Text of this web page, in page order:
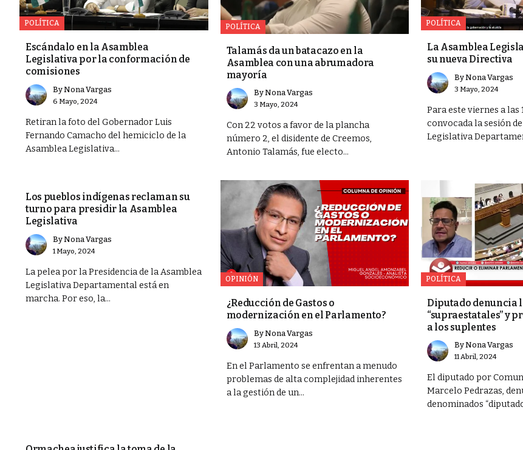
POLÍTICA
Escándalo en la Asamblea
Legislativa por la conformación de
comisiones
ByNona Vargas
6 Mayo, 2024
Retiran la foto del Gobernador Luis
Fernando Camacho del hemiciclo de la
Asamblea Legislativa...
POLÍTICA
Talamás da un batacazo en la
Asamblea con una abrumadora
mayoría
ByNona Vargas
3 Mayo, 2024
Con 22 votos a favor de la plancha
número 2, el disidente de Creemos,
Antonio Talamás, fue electo...
POLÍTICA
La Asamblea
su nueva Directiva
ByNona Vargas
3 Mayo, 2024
Para este viernes a las
convocada la sesión
Legislativa
Los pueblos indígenas reclaman su
turno para presidir la Asamblea
Legislativa
ByNona Vargas
1 Mayo, 2024
La pelea por la Presidencia de la Asamblea
Legislativa Departamental está en
marcha. Por eso, la...
OPINIÓN
¿Reducción de Gastos o
modernización en el Parlamento?
ByNona Vargas
13 Abril, 2024
En el Parlamento se enfrentan a menudo
problemas de alta complejidad inherentes
a la gestión de un...
POLÍTICA
Diputado denuncia
“supraestatales” y
a los suplentes
ByNona Vargas
11 Abril, 2024
El diputado por
Marcelo Pedrazas,
denominados